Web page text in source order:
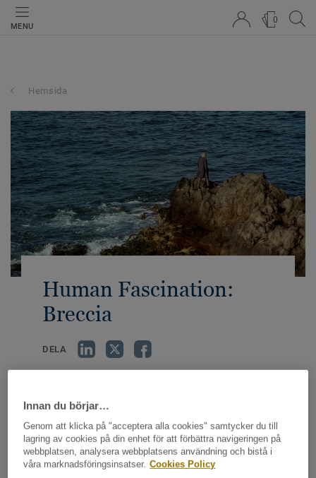
MENU
0
Hemsida
Human Fascination:
Breccia
DELA
En helande vindpust. Ett hav som aldrig är stilla, alltid
i rörelse. De hala klipporna känns kalla men fasta,
formade i tusentals år av vågor som kommer och går,
Innan du börjar…
Genom att klicka på "acceptera alla cookies" samtycker du till
lagring av cookies på din enhet för att förbättra navigeringen på
webbplatsen, analysera webbplatsens användning och bistå i
våra marknadsföringsinsatser. Cookies Policy